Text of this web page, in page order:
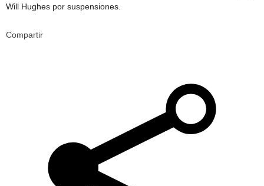
Will Hughes por suspensiones.
Compartir